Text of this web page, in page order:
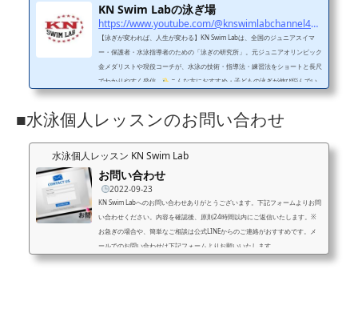
KN Swim Labの泳ぎ場
https://www.youtube.com/@knswimlabchannel4455
【泳ぎが変われば、人生が変わる】KN Swim Labは、全国のジュニアスイマ
ー・保護者・水泳指導者のための「泳ぎの研究所」。元ジュニアオリンピック
金メダリストや現役コーチが、水泳の技術・指導法・練習法をショートと長尺
でわかりやすく発信。
こんな方におすすめ・子どもの泳ぎが伸び悩んでい
る・フォームをきれいにしたい・コーチの指導に悩んでいる・水泳に関わるす
ンのビフォーアフター・元メダリストのワンポイントアドバイス
■水泳個人レッスンのお問い合わせ
水泳個人レッスン KN Swim Lab
お問い合わせ
2022-09-23
KN Swim Labへのお問い合わせありがとうございます。下記フォームよりお問
い合わせください。内容を確認後、原則24時間以内にご返信いたします。※
お急ぎの場合や、簡単なご相談は公式LINEからのご連絡がおすすめです。メ
ールでのお問い合わせは下記フォームよりお願いいたします。